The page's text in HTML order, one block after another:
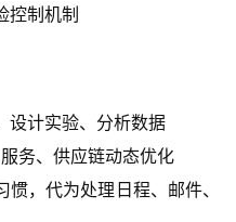
控制机制
设计实验、分析数据
务、供应链动态优化
惯，代为处理日程、邮件、